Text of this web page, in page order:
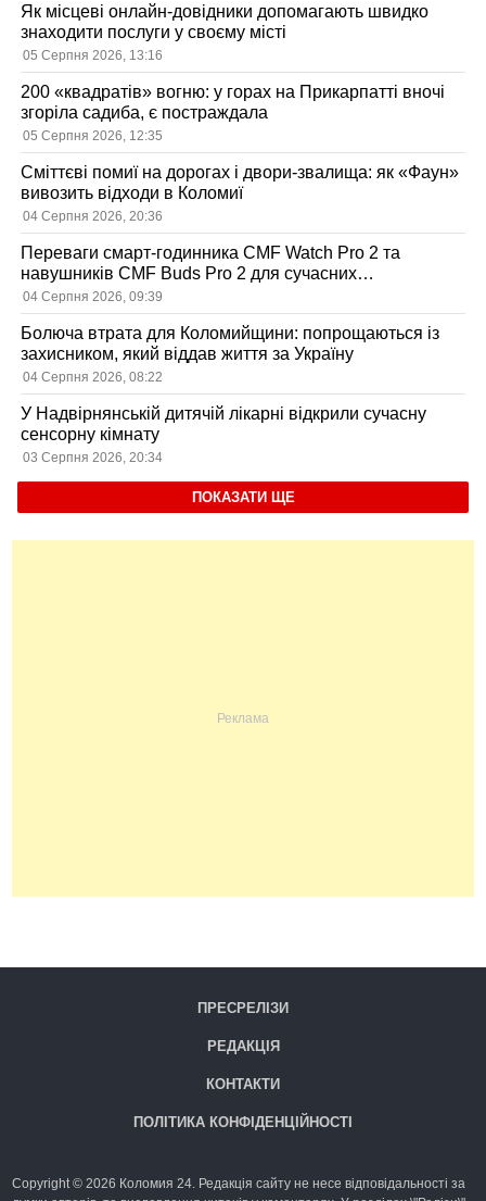
Як місцеві онлайн-довідники допомагають швидко
знаходити послуги у своєму місті
05 Серпня 2026, 13:16
200 «квадратів» вогню: у горах на Прикарпатті вночі
згоріла садиба, є постраждала
05 Серпня 2026, 12:35
Сміттєві помиї на дорогах і двори-звалища: як «Фаун»
вивозить відходи в Коломиї
04 Серпня 2026, 20:36
Переваги смарт-годинника CMF Watch Pro 2 та
навушників CMF Buds Pro 2 для сучасних
користувачів
04 Серпня 2026, 09:39
Болюча втрата для Коломийщини: попрощаються із
захисником, який віддав життя за Україну
04 Серпня 2026, 08:22
У Надвірнянській дитячій лікарні відкрили сучасну
сенсорну кімнату
03 Серпня 2026, 20:34
ПОКАЗАТИ ЩЕ
ПРЕСРЕЛІЗИ
РЕДАКЦІЯ
КОНТАКТИ
ПОЛІТИКА КОНФІДЕНЦІЙНОСТІ
Copyright © 2026 Коломия 24. Редакція сайту не несе відповідальності за